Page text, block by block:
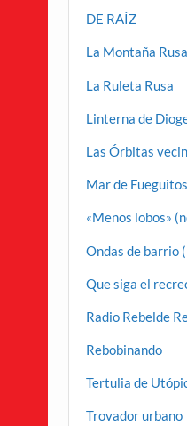
DE RAÍZ
La Montaña Rusa
La Ruleta Rusa
Linterna de
Las Órbitas
Mar de Fueguitos
«Menos lobos»
Ondas de barrio
Que siga el
Radio Rebelde
Rebobinando
Tertulia de
Trovador urbano